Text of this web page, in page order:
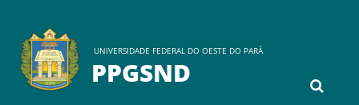
UNIVERSIDADE FEDERAL DO OESTE DO PARÁ
PPGSND